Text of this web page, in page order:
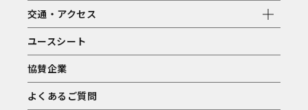
交通・アクセス
ユースシート
協賛企業
よくあるご質問